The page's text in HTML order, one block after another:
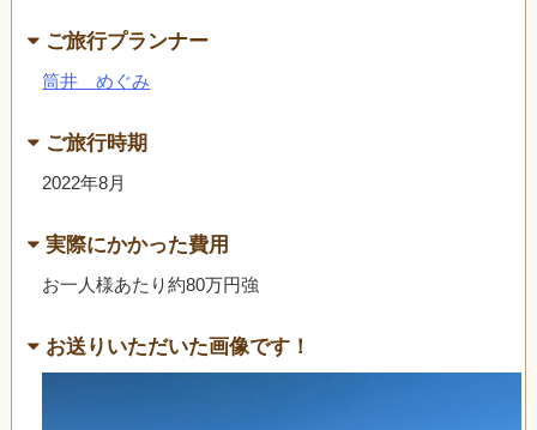
ご旅行プランナー
筒井 めぐみ
ご旅行時期
2022年8月
実際にかかった費用
お一人様あたり約80万円強
お送りいただいた画像です！